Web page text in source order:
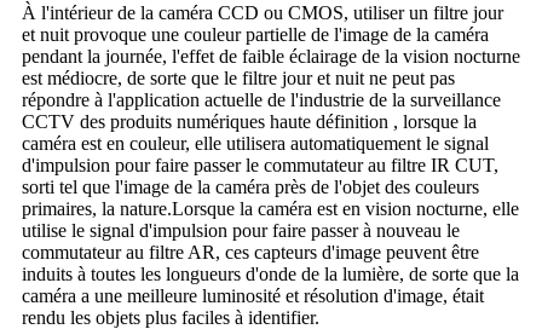
À l'intérieur de la caméra CCD ou CMOS, utiliser un filtre jour
et nuit provoque une couleur partielle de l'image de la caméra
pendant la journée, l'effet de faible éclairage de la vision nocturne
est médiocre, de sorte que le filtre jour et nuit ne peut pas
répondre à l'application actuelle de l'industrie de la surveillance
CCTV des produits numériques haute définition , lorsque la
caméra est en couleur, elle utilisera automatiquement le signal
d'impulsion pour faire passer le commutateur au filtre IR CUT,
sorti tel que l'image de la caméra près de l'objet des couleurs
primaires, la nature.Lorsque la caméra est en vision nocturne, elle
utilise le signal d'impulsion pour faire passer à nouveau le
commutateur au filtre AR, ces capteurs d'image peuvent être
induits à toutes les longueurs d'onde de la lumière, de sorte que la
caméra a une meilleure luminosité et résolution d'image, était
rendu les objets plus faciles à identifier.